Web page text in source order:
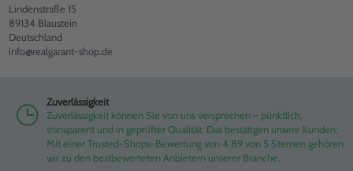
Lindenstraße 15
89134 Blaustein
Deutschland
info@realgarant-shop.de
Zuverlässigkeit
Zuverlässigkeit können Sie von uns versprechen – pünktlich,
transparent und in geprüfter Qualität. Das bestätigen unsere Kunden:
Mit einer Trusted-Shops-Bewertung von 4.89 von 5 Sternen gehören
wir zu den bestbewerteten Anbietern unserer Branche.